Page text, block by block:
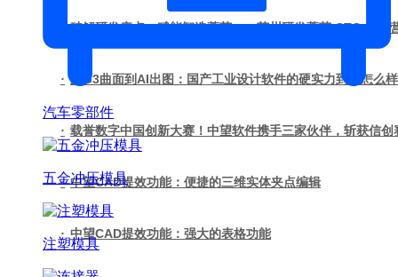
汽车零部件
五金冲压模具
注塑模具
破解研发痛点，赋能智造菁英——苏州研发菁英 CTO 成长
· 从G3曲面到AI出图：国产工业设计软件的硬实力到底怎么
· 载誉数字中国创新大赛！中望软件携手三家伙伴，斩获信创
· 中望CAD提效功能：便捷的三维实体夹点编辑
· 中望CAD提效功能：强大的表格功能